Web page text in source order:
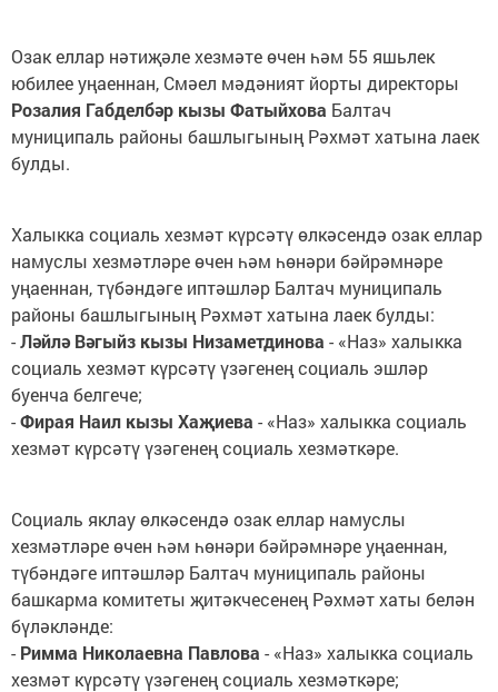
Озак еллар нәтиҗәле хезмәте өчен һәм 55 яшьлек
юбилее уңаеннан, Смәел мәдәният йорты директоры
Розалия Габделбәр кызы Фатыйхова Балтач
муниципаль районы башлыгының Рәхмәт хатына лаек
булды.
Халыкка социаль хезмәт күрсәтү өлкәсендә озак еллар
намуслы хезмәтләре өчен һәм һөнәри бәйрәмнәре
уңаеннан, түбәндәге иптәшләр Балтач муниципаль
районы башлыгының Рәхмәт хатына лаек булды:
-Ләйлә Вәгыйз кызы Низаметдинова - «Наз» халыкка
социаль хезмәт күрсәтү үзәгенең социаль эшләр
буенча белгече;
-Фирая Наил кызы Хаҗиева - «Наз» халыкка социаль
хезмәт күрсәтү үзәгенең социаль хезмәткәре.
Социаль яклау өлкәсендә озак еллар намуслы
хезмәтләре өчен һәм һөнәри бәйрәмнәре уңаеннан,
түбәндәге иптәшләр Балтач муниципаль районы
башкарма комитеты җитәкчесенең Рәхмәт хаты белән
бүләкләнде:
- Римма Николаевна Павлова - «Наз» халыкка социаль
хезмәт күрсәтү үзәгенең социаль хезмәткәре;